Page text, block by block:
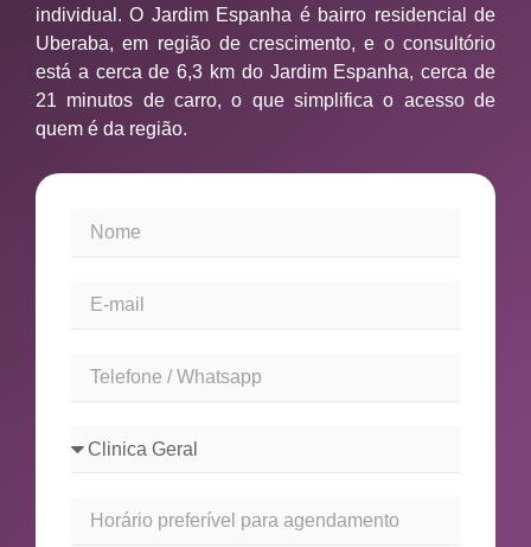
individual. O Jardim Espanha é bairro residencial de
Uberaba, em região de crescimento, e o consultório
está a cerca de 6,3 km do Jardim Espanha, cerca de
21 minutos de carro, o que simplifica o acesso de
quem é da região.